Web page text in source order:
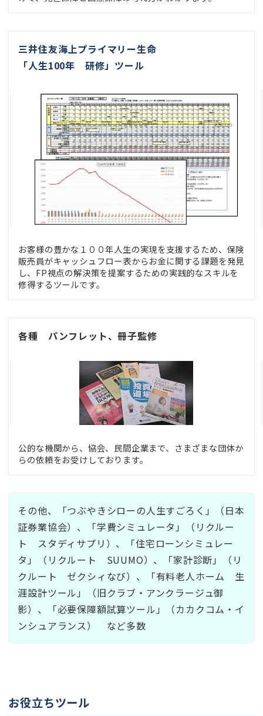
三井住友海上プライマリー生命
「人生100年 研修」ツール
お客様の豊かな１００年人生の実現を支援するため、保険
販売員がキャッシュフロー表からお金に関する課題を発見
し、FP視点の解決策を提案するための実践的なスキルを
修得するツールです。
各種 パンフレット、冊子監修
公的な機関から、協会、民間企業まで、さまざまな団体か
らの依頼をお受けしております。
その他、「つぶやきシローの人生すごろく」（日本
証券業協会）、「学費シミュレータ」（リクルー
ト スタディサプリ）、「住宅ローンシミュレー
タ」（リクルート SUUMO）、「家計診断」（リ
クルート ゼクシィなび）、「有料老人ホーム 生
涯設計ツール」（旧クラブ・アンクラージュ御
影）、「必要保障額試算ツール」（カカクコム・イ
ンシュアランス） など多数
お役立ちツール